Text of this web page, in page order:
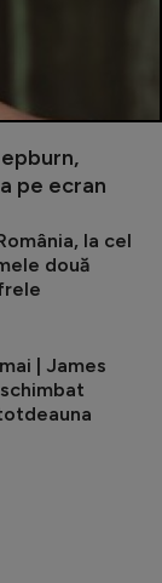
pe ecran
la cel
două
| James